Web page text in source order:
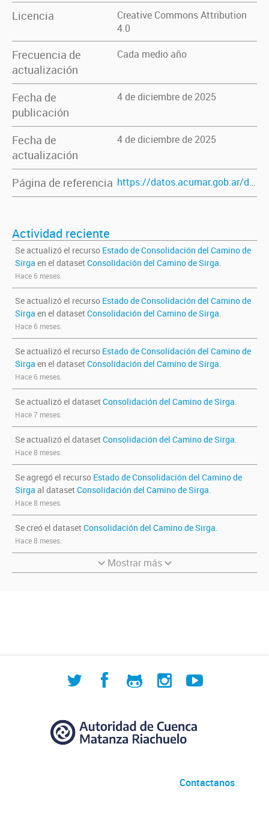
Licencia
Creative Commons Attribution
4.0
Frecuencia de
actualización
Cada medio año
Fecha de
publicación
4 de diciembre de 2025
Fecha de
actualización
4 de diciembre de 2025
Página de referencia https://datos.acumar.gob.ar/dataset/consolidacion-del-camino-de-sirga
Actividad reciente
Se actualizó el recurso Estado de Consolidación del Camino de
Sirga en el dataset Consolidación del Camino de Sirga.
Hace 6 meses.
Se actualizó el recurso Estado de Consolidación del Camino de
Sirga en el dataset Consolidación del Camino de Sirga.
Hace 6 meses.
Se actualizó el recurso Estado de Consolidación del Camino de
Sirga en el dataset Consolidación del Camino de Sirga.
Hace 6 meses.
Se actualizó el dataset Consolidación del Camino de Sirga.
Hace 7 meses.
Se actualizó el dataset Consolidación del Camino de Sirga.
Hace 8 meses.
Se agregó el recurso Estado de Consolidación del Camino de
Sirga al dataset Consolidación del Camino de Sirga.
Hace 8 meses.
Se creó el dataset Consolidación del Camino de Sirga.
Hace 8 meses.
Mostrar más
Contactanos